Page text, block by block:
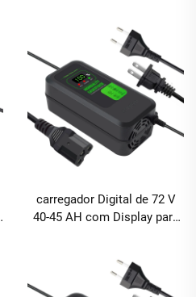
Elétrica com Tela de
Exibição
carregador Digital de 72 V
40-45 AH com Display para
Ácido com Portas CA e CC